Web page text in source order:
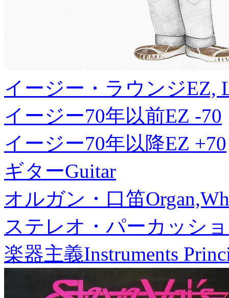
イージー・ラウンジEZ,
イージー70年以前EZ -70
イージー70年以降EZ +70
ギターGuitar
オルガン・口笛
ステレオ・パーカッシ
楽器主義Instruments